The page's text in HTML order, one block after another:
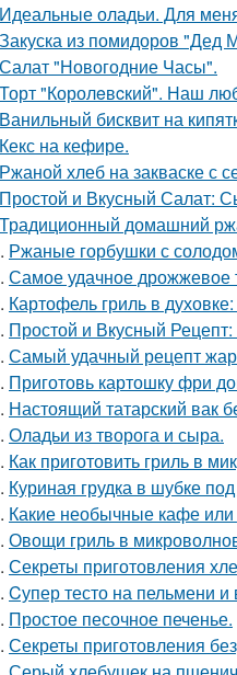
Идеальные оладьи. Для
Закуска из помидоров "Дед
Салат "Новогодние Часы".
Торт "Королeвcкий". Наш
Ванильный бисквит на
Кекс на кефире.
Ржаной хлеб на закваске с
Простой и Вкусный Салат:
Традиционный домашний
Ржаные горбушки с
Самое удачное дрожжевое
Картофель гриль в
Простой и Вкусный
Самый удачный рецепт
Приготовь картошку фри
Настоящий татарский вак
Оладьи из творога и сыра.
Как приготовить гриль в
Куриная грудка в шубке
Какие необычные кафе
Овощи гриль в
Секреты приготовления
Cупер тесто на пельмени и
Простое песочное печенье.
Секреты приготовления